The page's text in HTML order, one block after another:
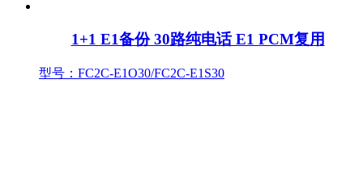
1+1 E1备份 30路纯电话 E1 PCM复用
型号：FC2C-E1O30/FC2C-E1S30